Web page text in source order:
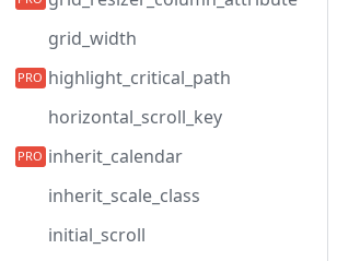
grid_width
highlight_critical_path
horizontal_scroll_key
inherit_calendar
inherit_scale_class
initial_scroll